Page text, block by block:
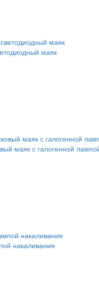
маяк
маяк с галогенной
накаливания